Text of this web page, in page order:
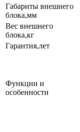
Габариты внешнего
блока,мм
Вес внешнего
блока,кг
Гарантия,лет
Функции и
особенности